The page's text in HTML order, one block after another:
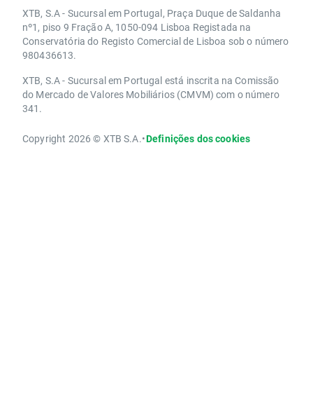
XTB, S.A - Sucursal em Portugal, Praça Duque de Saldanha
nº1, piso 9 Fração A, 1050-094 Lisboa Registada na
Conservatória do Registo Comercial de Lisboa sob o número
980436613.
XTB, S.A - Sucursal em Portugal está inscrita na Comissão
do Mercado de Valores Mobiliários (CMVM) com o número
341.
Copyright 2026 © XTB S.A.•Definições dos cookies